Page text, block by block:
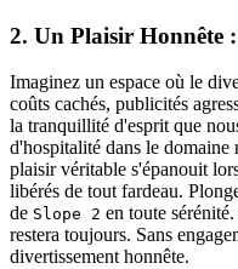
2. Un Plaisir Honnête
Imaginez un espace où le
coûts cachés, publicités
la tranquillité d'esprit que
d'hospitalité dans le domaine
plaisir véritable s'épanouit
libérés de tout fardeau.
de Slope 2 en toute
restera toujours. Sans
divertissement honnête.